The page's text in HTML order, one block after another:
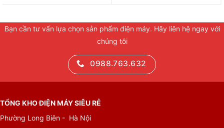
Bạn cần tư vấn lựa chọn sản phẩm điện máy. Hãy liên hệ ngay với
chúng tôi
0988.763.632
TỔNG KHO ĐIỆN MÁY SIÊU RẺ
Phường Long Biên - Hà Nội